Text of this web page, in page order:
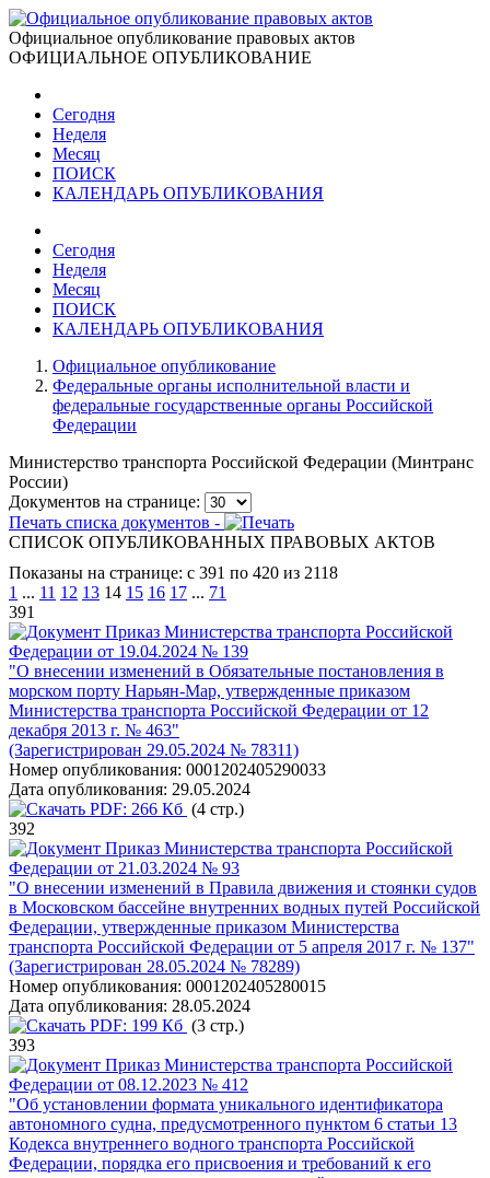
Официальное опубликование правовых актов
ОФИЦИАЛЬНОЕ ОПУБЛИКОВАНИЕ
Сегодня
Неделя
Месяц
ПОИСК
КАЛЕНДАРЬ ОПУБЛИКОВАНИЯ
Сегодня
Неделя
Месяц
ПОИСК
КАЛЕНДАРЬ ОПУБЛИКОВАНИЯ
Официальное опубликование
Федеральные органы исполнительной власти и
федеральные государственные органы Российской
Федерации
Министерство транспорта Российской Федерации (Минтранс
России)
Документов на странице:
Печать списка документов -
СПИСОК ОПУБЛИКОВАННЫХ ПРАВОВЫХ АКТОВ
Показаны на странице: с 391 по 420 из 2118
1 ... 11 12 13 14 15 16 17 ... 71
391
Приказ Министерства транспорта Российской
Федерации от 19.04.2024 № 139
"О внесении изменений в Обязательные постановления в
морском порту Нарьян-Мар, утвержденные приказом
Министерства транспорта Российской Федерации от 12
декабря 2013 г. № 463"
(Зарегистрирован 29.05.2024 № 78311)
Номер опубликования: 0001202405290033
Дата опубликования: 29.05.2024
PDF: 266 Кб (4 стр.)
392
Приказ Министерства транспорта Российской
Федерации от 21.03.2024 № 93
"О внесении изменений в Правила движения и стоянки судов
в Московском бассейне внутренних водных путей Российской
Федерации, утвержденные приказом Министерства
транспорта Российской Федерации от 5 апреля 2017 г. № 137"
(Зарегистрирован 28.05.2024 № 78289)
Номер опубликования: 0001202405280015
Дата опубликования: 28.05.2024
PDF: 199 Кб (3 стр.)
393
Приказ Министерства транспорта Российской
Федерации от 08.12.2023 № 412
"Об установлении формата уникального идентификатора
автономного судна, предусмотренного пунктом 6 статьи 13
Кодекса внутреннего водного транспорта Российской
Федерации, порядка его присвоения и требований к его